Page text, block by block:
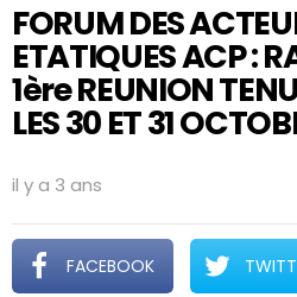
FORUM DES
ETATIQUES ACP :
1ère REUNION
LES 30 ET 31
il y a 3 ans
FACEBOOK